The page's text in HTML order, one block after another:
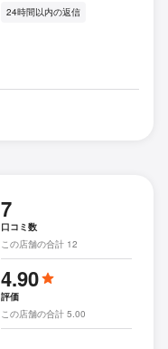
24時間以内の返信
7
口コミ数
この店舗の合計 12
4.90
評価
この店舗の合計 5.00